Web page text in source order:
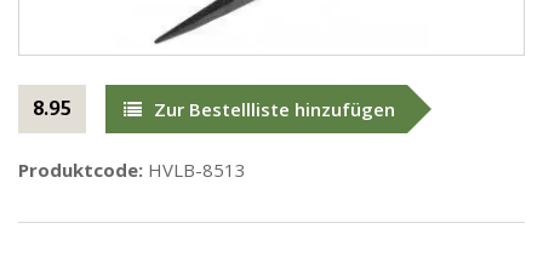
8.95 Zur Bestellliste hinzufügen
Produktcode: HVLB-8513